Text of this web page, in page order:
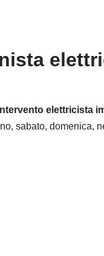
elettricista
sabato, domenica,